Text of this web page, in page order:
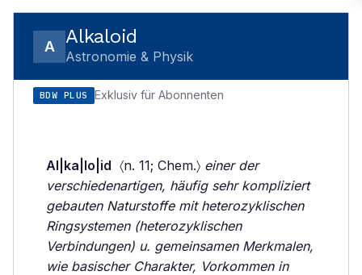
A Alkaloid
Astronomie & Physik
BDW PLUS Exklusiv für Abonnenten
Al|ka|lo|id 〈n. 11; Chem.〉 einer der
verschiedenartigen, häufig sehr kompliziert
gebauten Naturstoffe mit heterozyklischen
Ringsystemen (heterozyklischen
Verbindungen) u. gemeinsamen Merkmalen,
wie basischer Charakter, Vorkommen in